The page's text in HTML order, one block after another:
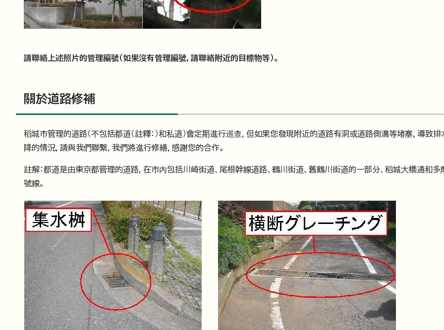
請聯絡上述照片的管理編號（如果沒有管理編號，請聯絡附近的目標物等）。
關於道路修補
稻城市管理的道路（不包括都道（註釋：）和私道）會定期進行巡查，但如果您發現附近的道路有洞或道路側溝等堵塞，導致
降的情況，請與我們聯繫，我們將進行修繕，感謝您的合作。
註解：都道是由東京都管理的道路，在市內包括川崎街道、尾根幹線道路、鶴川街道、舊鶴川街道的一部分、稻城大橋通和
號線。